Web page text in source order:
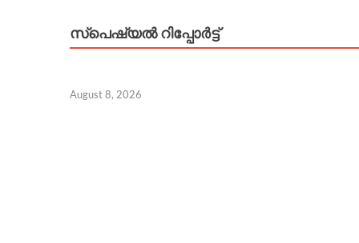
സ്പെഷ്യൽ റിപ്പോര്‍ട്ട്
August 8, 2026